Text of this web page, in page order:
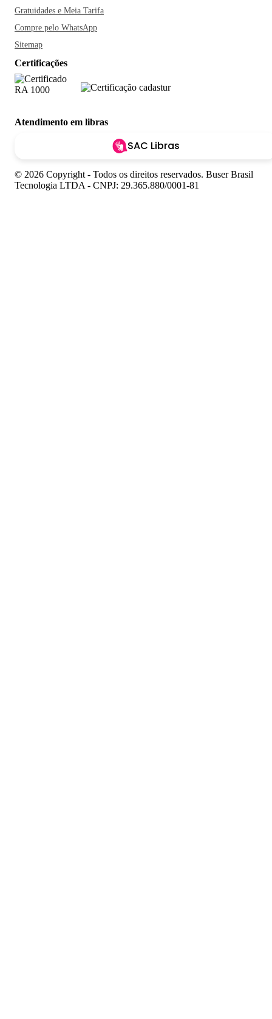
Gratuidades e Meia Tarifa
Compre pelo WhatsApp
Sitemap
Certificações
Atendimento em libras
SAC Libras
© 2026 Copyright - Todos os direitos reservados. Buser Brasil
Tecnologia LTDA - CNPJ: 29.365.880/0001-81